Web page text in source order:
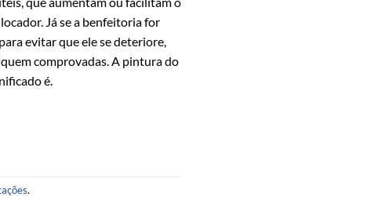
Já se a benfeitoria for
evitar que ele se deteriore,
comprovadas. A pintura do
é.
.